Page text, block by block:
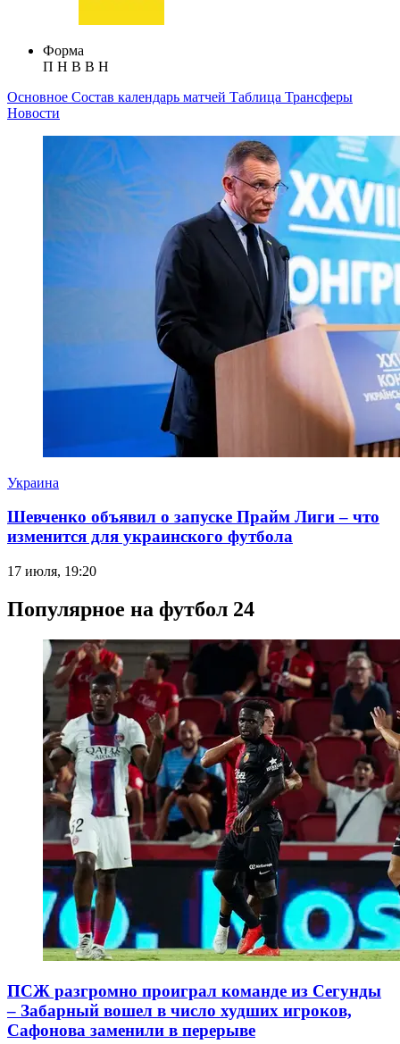
Форма
П Н В В Н
Основное Состав календарь матчей Таблица Трансферы
Новости
Украина
Шевченко объявил о запуске Прайм Лиги – что
изменится для украинского футбола
17 июля, 19:20
Популярное на футбол 24
ПСЖ разгромно проиграл команде из Сегунды
– Забарный вошел в число худших игроков,
Сафонова заменили в перерыве